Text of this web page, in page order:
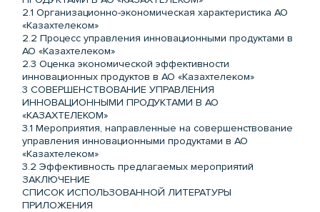
2.1 Организационно-экономическая характеристика АО
«Казахтелеком»
2.2 Процесс управления инновационными продуктами в
АО «Казахтелеком»
2.3 Оценка экономической эффективности
инновационных продуктов в АО «Казахтелеком»
3 СОВЕРШЕНСТВОВАНИЕ УПРАВЛЕНИЯ
ИННОВАЦИОННЫМИ ПРОДУКТАМИ В АО
«КАЗАХТЕЛЕКОМ»
3.1 Мероприятия, направленные на совершенствование
управления инновационными продуктами в АО
«Казахтелеком»
3.2 Эффективность предлагаемых мероприятий
ЗАКЛЮЧЕНИЕ
СПИСОК ИСПОЛЬЗОВАННОЙ ЛИТЕРАТУРЫ
ПРИЛОЖЕНИЯ